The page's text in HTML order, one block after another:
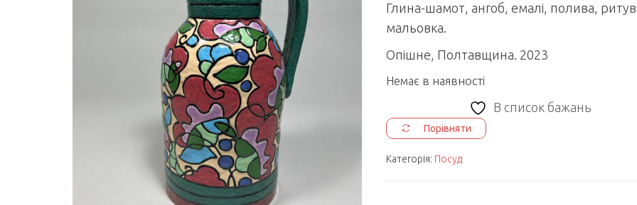
Глина-шамот, ангоб, емалі, полива,
мальовка.
Опішне, Полтавщина. 2023
Немає в наявності
В список бажань
Порівняти
Категорія: Посуд